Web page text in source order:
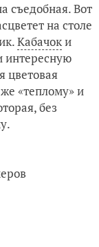
съедобная. Вот
на столе
Кабачоки
интересную
цветовая
«теплому» и
без